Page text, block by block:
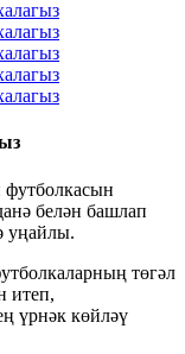
футболкасын
белән башлап
уңайлы.
төгәл
итеп,
үрнәк көйләү